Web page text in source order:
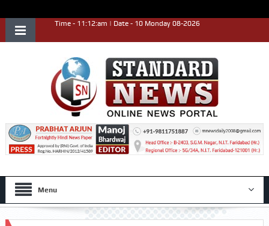
Time - 11:12:am | Date - 10 Monday 08-2026
Menu